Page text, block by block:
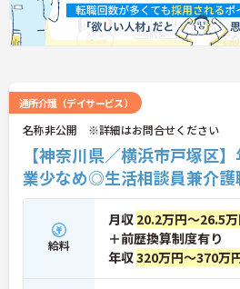
通所介護（デイサービス）
名称非公開 ※詳細はお問合せください
【神奈川県／横浜市戸塚区
業少なめ◎生活相談員兼介護
給料
月収 20.2万円～26.5
＋前歴換算制度有り
年収320万円～370万